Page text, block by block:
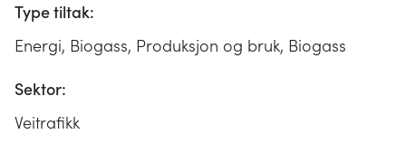
Type tiltak:
Energi, Biogass, Produksjon og bruk, Biogass
Sektor:
Veitrafikk